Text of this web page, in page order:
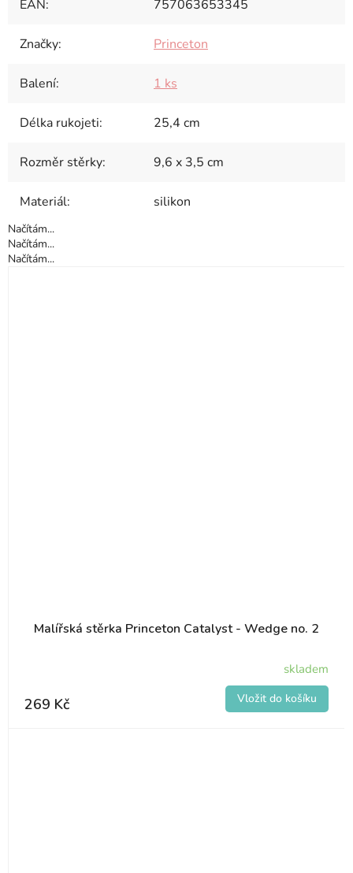
EAN: 757063653345
Značky: Princeton
Balení: 1 ks
Délka rukojeti: 25,4 cm
Rozměr stěrky: 9,6 x 3,5 cm
Materiál: silikon
Načítám...
Načítám...
Načítám...
Malířská stěrka Princeton Catalyst - Wedge no. 2
skladem
269 Kč